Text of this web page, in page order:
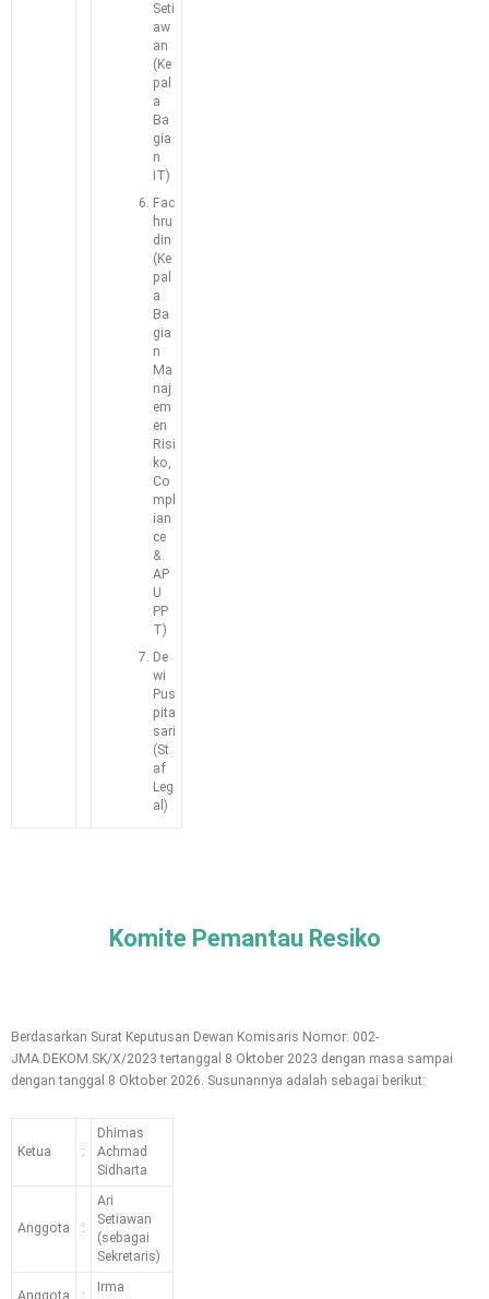
Seti
aw
an
(Ke
pal
a
Ba
gia
n
IT)
Fac
hru
din
(Ke
pal
a
Ba
gia
n
Ma
naj
em
en
Risi
ko,
Co
mpl
ian
ce
&
AP
U
PP
T)
De
wi
Pus
pita
sari
(St
af
Leg
al)
Komite Pemantau Resiko
Berdasarkan Surat Keputusan Dewan Komisaris Nomor: 002-
JMA.DEKOM.SK/X/2023 tertanggal 8 Oktober 2023 dengan masa sampai
dengan tanggal 8 Oktober 2026. Susunannya adalah sebagai berikut:
Ketua :
Dhimas
Achmad
Sidharta
Anggota :
Ari
Setiawan
(sebagai
Sekretaris)
Anggota :
Irma